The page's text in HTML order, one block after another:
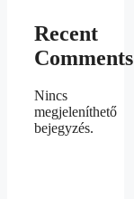
Recent
Comments
Nincs
megjeleníthető
bejegyzés.